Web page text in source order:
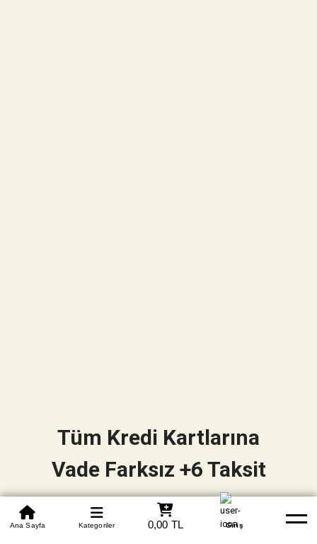
0850 305 09 70
Beden Tablosu Banka Hesapları Whatsapp Yardım
Ana Sayfa Kategoriler 0,00 TL Giriş
Tüm Kredi Kartlarına
Vade Farksız +6 Taksit